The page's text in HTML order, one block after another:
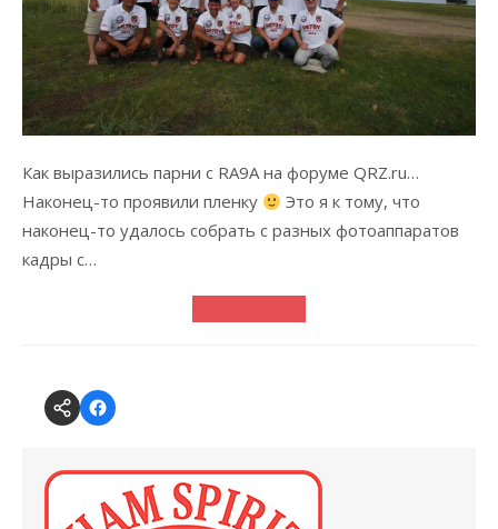
Как выразились парни с RA9A на форуме QRZ.ru…
Наконец-то проявили пленку
Это я к тому, что
наконец-то удалось собрать с разных фотоаппаратов
кадры с…
Forum
@
Andys
CSDX
on
Facebook